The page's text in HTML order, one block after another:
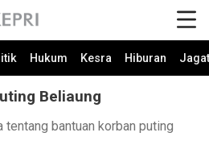
Hukum Kesra Hiburan Jagat
Beliaung
bantuan korban puting